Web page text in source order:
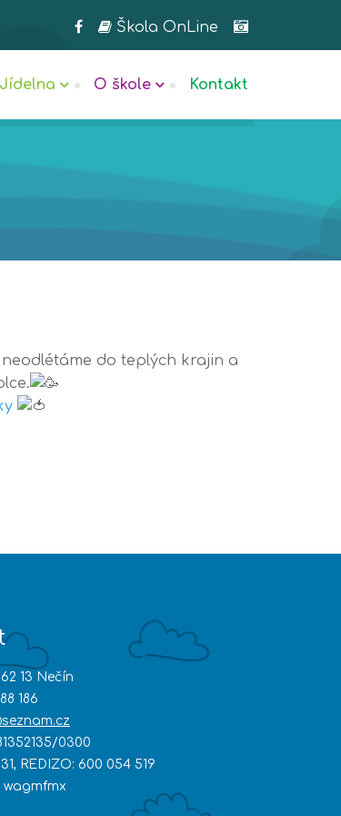
Škola OnLine
Jídelna O škole Kontakt
neodlétáme do teplých krajin a
13 Nečín
186
0300
REDIZO: 600 054 519
wagmfmx